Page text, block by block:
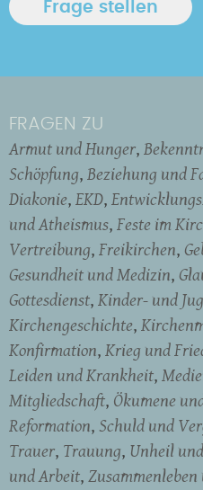
FRAGEN ZU
Armut und Hunger
Schöpfung Beziehung und
Diakonie EKD
und Atheismus Feste im
Vertreibung Freikirchen
Gesundheit und Medizin
Gottesdienst Kinder- und
Kirchengeschichte
Konfirmation Krieg und
Leiden und Krankheit
Mitgliedschaft Ökumene
Reformation Schuld und
Trauer Trauung Unheil
und Arbeit